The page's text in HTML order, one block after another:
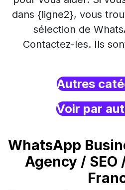
dans {ligne2}, vous
sélection de
Contactez-les. Ils
Autres
Voir par
WhatsApp
Agency / SEO